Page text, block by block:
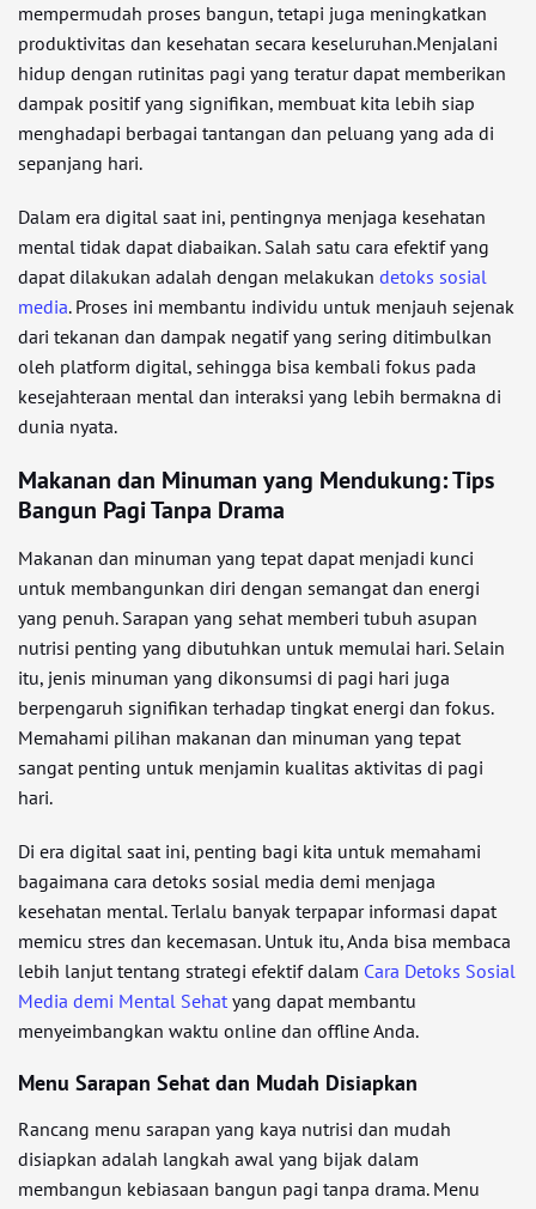
mempermudah proses bangun, tetapi juga meningkatkan
produktivitas dan kesehatan secara keseluruhan.Menjalani
hidup dengan rutinitas pagi yang teratur dapat memberikan
dampak positif yang signifikan, membuat kita lebih siap
menghadapi berbagai tantangan dan peluang yang ada di
sepanjang hari.
Dalam era digital saat ini, pentingnya menjaga kesehatan
mental tidak dapat diabaikan. Salah satu cara efektif yang
dapat dilakukan adalah dengan melakukan detoks sosial
media. Proses ini membantu individu untuk menjauh sejenak
dari tekanan dan dampak negatif yang sering ditimbulkan
oleh platform digital, sehingga bisa kembali fokus pada
kesejahteraan mental dan interaksi yang lebih bermakna di
dunia nyata.
Makanan dan Minuman yang Mendukung: Tips
Bangun Pagi Tanpa Drama
Makanan dan minuman yang tepat dapat menjadi kunci
untuk membangunkan diri dengan semangat dan energi
yang penuh. Sarapan yang sehat memberi tubuh asupan
nutrisi penting yang dibutuhkan untuk memulai hari. Selain
itu, jenis minuman yang dikonsumsi di pagi hari juga
berpengaruh signifikan terhadap tingkat energi dan fokus.
Memahami pilihan makanan dan minuman yang tepat
sangat penting untuk menjamin kualitas aktivitas di pagi
hari.
Di era digital saat ini, penting bagi kita untuk memahami
bagaimana cara detoks sosial media demi menjaga
kesehatan mental. Terlalu banyak terpapar informasi dapat
memicu stres dan kecemasan. Untuk itu, Anda bisa membaca
lebih lanjut tentang strategi efektif dalam Cara Detoks Sosial
Media demi Mental Sehat yang dapat membantu
menyeimbangkan waktu online dan offline Anda.
Menu Sarapan Sehat dan Mudah Disiapkan
Rancang menu sarapan yang kaya nutrisi dan mudah
disiapkan adalah langkah awal yang bijak dalam
membangun kebiasaan bangun pagi tanpa drama. Menu